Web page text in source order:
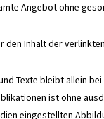
Angebot ohne
Inhalt der
Texte bleibt allein
ist ohne
eingestellten